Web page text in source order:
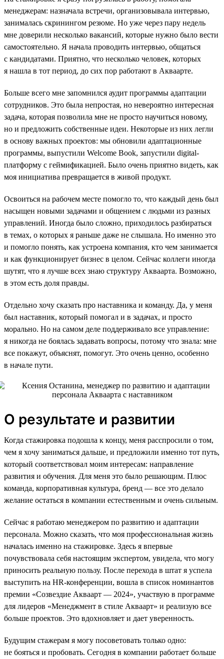
менеджерам: назначала встречи, организовывала интервью,
занималась скринингом резюме. Но уже через пару недель
мне доверили несколько вакансий, которые нужно было вести
самостоятельно. Я начала проводить интервью, общаться
с кандидатами. Приятно, что несколько человек, которых
я нашла в тот период, до сих пор работают в Акваарте.
Больше всего мне запомнился аудит программы адаптации
сотрудников. Это была непростая, но невероятно интересная
задача, которая позволила мне не просто научиться новому,
но и предложить собственные идеи. Некоторые из них легли
в основу важных проектов: мы обновили адаптационные
программы, выпустили Welcome Book, запустили digital-
платформу с геймификацией. Было очень приятно видеть, как
моя инициатива превращается в живой продукт.
Освоиться на рабочем месте помогло то, что каждый день был
насыщен новыми задачами и общением с людьми из разных
управлений. Иногда было сложно, приходилось разбираться
в темах, о которых я раньше даже не слышала. Но именно это
и помогло понять, как устроена компания, кто чем занимается
и как функционирует бизнес в целом. Сейчас коллеги иногда
шутят, что я лучше всех знаю структуру Акваарта. Возможно,
в этом есть доля правды.
Отдельно хочу сказать про наставника и команду. Да, у меня
был наставник, который помогал и в задачах, и просто
морально. Но на самом деле поддерживало все управление:
я никогда не боялась задавать вопросы, потому что знала: мне
все покажут, объяснят, помогут. Это очень ценно, особенно
в начале пути.
О результате и развитии
Когда стажировка подошла к концу, меня расспросили о том,
чем я хочу заниматься дальше, и предложили именно тот путь,
который соответствовал моим интересам: направление
развития и обучения. Для меня это было решающим. Плюс
команда, корпоративная культура, бренд — все это делало
желание остаться в компании естественным и очень сильным.
Сейчас я работаю менеджером по развитию и адаптации
персонала. Можно сказать, что моя профессиональная жизнь
началась именно на стажировке. Здесь я впервые
почувствовала себя настоящим экспертом, увидела, что могу
приносить реальную пользу. После перехода в штат я успела
выступить на HR-конференции, вошла в список номинантов
премии «Созвездие Акваарт — 2024», участвую в программе
для лидеров «Менеджмент в стиле Акваарт» и реализую все
больше проектов. Это вдохновляет и дает уверенность.
Будущим стажерам я могу посоветовать только одно:
не бояться и пробовать. Сегодня в компании работает больше